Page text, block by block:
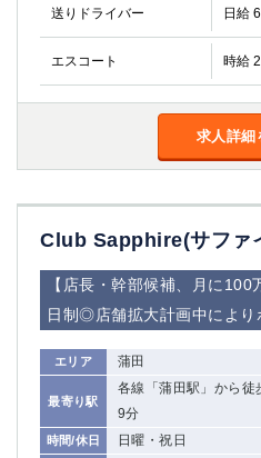
送りドライバー 日給
エスコート 時給
求人詳細
Club Sapphire(サファ
【店長・幹部候補、月に
日制◎店舗拡大計画中により
エリア 蒲田
最寄り駅
各線「蒲田駅」から
9分
時間/休日 日曜・祝日
蕨
千葉県
船橋
津田
千葉
佐倉
茂原
松戸
八千代台
本八
東金
浦安
栃木県
宇都宮
小山
東武宇都宮（宇都宮西口）